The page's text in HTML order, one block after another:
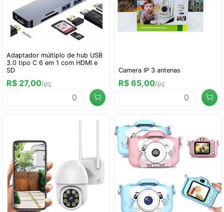
Adaptador múltiplo de hub USB
3.0 tipo C 6 em 1 com HDMI e
SD
R$ 27,00/pç
Camera IP 3 antenas
R$ 65,00/pç